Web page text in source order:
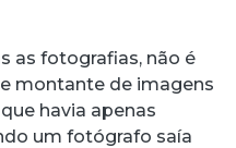
as fotografias, não é
montante de imagens
havia apenas
um fotógrafo saía